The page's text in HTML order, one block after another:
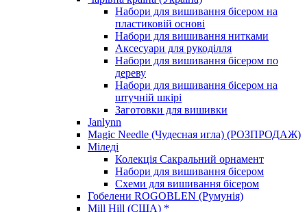
Набори для вишивання бісером на
пластиковій основі
Набори для вишивання нитками
Аксесуари для рукоділля
Набори для вишивання бісером по
дереву
Набори для вишивання бісером на
штучній шкірі
Заготовки для вишивки
Janlynn
Magic Needle (Чудесная игла) (РОЗПРОДАЖ)
Міледі
Колекція Сакральний орнамент
Набори для вишивання бісером
Схеми для вишивання бісером
Гобелени ROGOBLEN (Румунія)
Mill Hill (США) *